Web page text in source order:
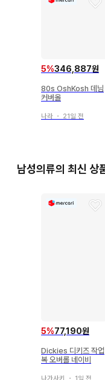
5%346,887원
80s OshKosh 데님
커버올
나라 ・ 21일 전
남성의류의 최신 상
5%77,190원
Dickies 디키즈 작업
복 오버롤 네이비
나가사키 ・ 1일 전